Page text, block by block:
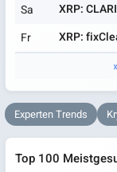
Sa
XRP:
Fr
XRP:
Experten Trends
Top 100